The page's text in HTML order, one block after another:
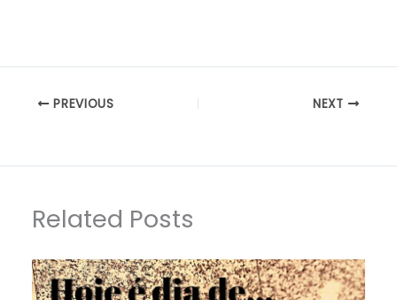
PREVIOUS NEXT
Related Posts